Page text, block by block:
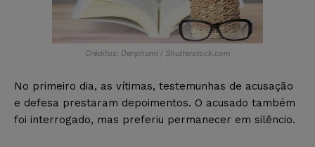
Créditos: Denphumi / Shutterstock.com
No primeiro dia, as vítimas, testemunhas de acusação
e defesa prestaram depoimentos. O acusado também
foi interrogado, mas preferiu permanecer em silêncio.